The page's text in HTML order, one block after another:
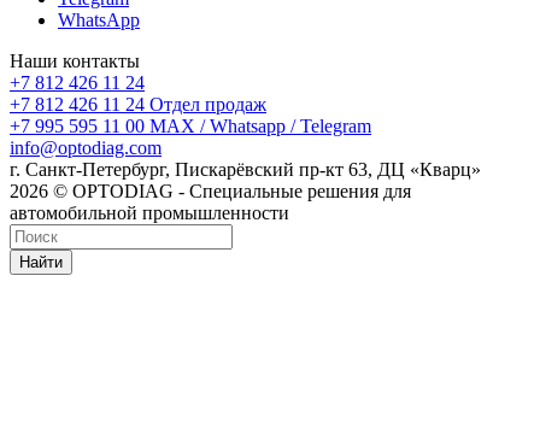
WhatsApp
Наши контакты
+7 812 426 11 24
+7 812 426 11 24 Отдел продаж
+7 995 595 11 00 MAX / Whatsapp / Telegram
info@optodiag.com
г. Санкт-Петербург, Пискарёвский пр-кт 63, ДЦ «Кварц»
2026 © OPTODIAG - Специальные решения для
автомобильной промышленности
Найти